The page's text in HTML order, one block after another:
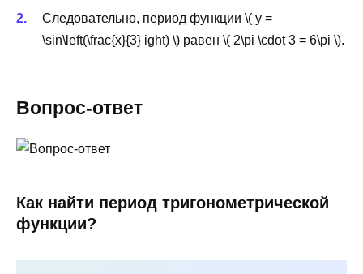
Следовательно, период функции \( y =
\sin\left(\frac{x}{3} ight) \) равен \( 2\pi \cdot 3 = 6\pi \).
Вопрос-ответ
Как найти период тригонометрической
функции?